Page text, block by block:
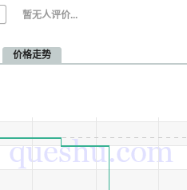
暂无人评价...
价格走势